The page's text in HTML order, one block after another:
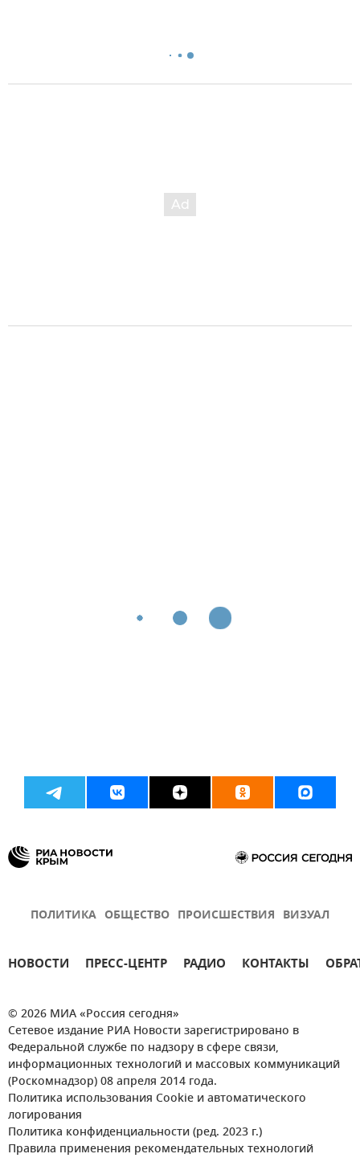
ПОЛИТИКА ОБЩЕСТВО ПРОИСШЕСТВИЯ ВИЗУАЛ
НОВОСТИ ПРЕСС-ЦЕНТР РАДИО КОНТАКТЫ
© 2026 МИА «Россия сегодня»
Сетевое издание РИА Новости зарегистрировано в
Федеральной службе по надзору в сфере связи,
информационных технологий и массовых коммуникаций
(Роскомнадзор) 08 апреля 2014 года.
Политика использования Cookie и автоматического
логирования
Политика конфиденциальности (ред. 2023 г.)
Правила применения рекомендательных технологий